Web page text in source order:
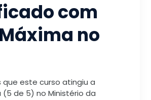
com
no
este curso atingiu a
(5 de 5) no Ministério da